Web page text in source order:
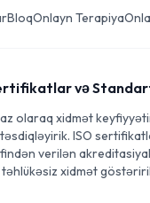
BloqOnlayn Terapiya
və
olaraq xidmət
ISO
verilən
təhlükəsiz xidmət